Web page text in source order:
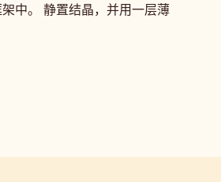
中。 静置结晶，并用一层薄